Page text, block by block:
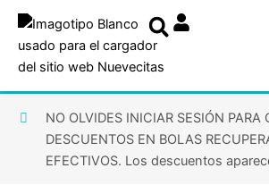
contenido
NO OLVIDES INICIAR SESIÓN PARA
DESCUENTOS EN BOLAS
EFECTIVOS. Los descuentos